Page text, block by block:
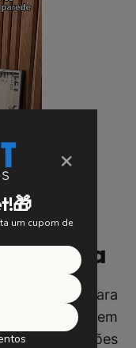
×
um cupom de
Segura
qualidade para
e segura, sem
às preocupações